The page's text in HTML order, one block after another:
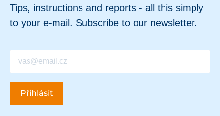
Tips, instructions and reports - all this simply
to your e-mail. Subscribe to our newsletter.